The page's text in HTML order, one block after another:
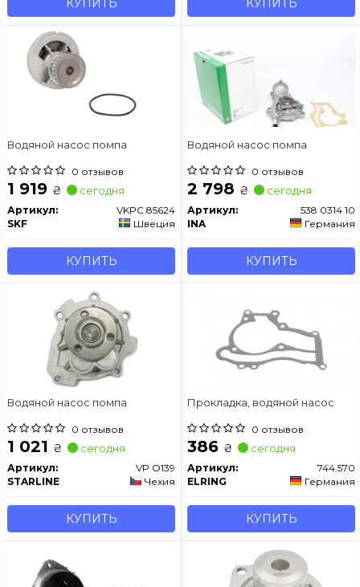
Водяной насос помпа
0 отзывов
1 919 ₴ сегодня
Артикул:
VKPC 85624
SKF
Швеция
КУПИТЬ
Водяной насос помпа
0 отзывов
2 798 ₴ сегодня
Артикул:
538 0314 10
INA
Германия
КУПИТЬ
Водяной насос помпа
0 отзывов
1 021 ₴ сегодня
Артикул:
VP O139
STARLINE
Чехия
КУПИТЬ
Прокладка, водяной насос
0 отзывов
386 ₴ сегодня
Артикул:
744.570
ELRING
Германия
КУПИТЬ